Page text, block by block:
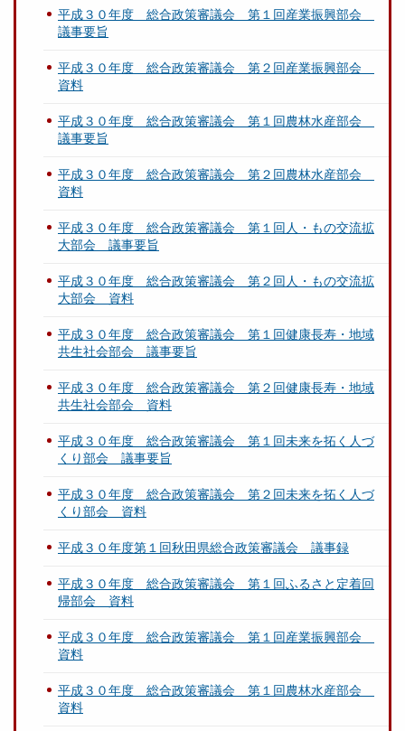
平成３０年度 総合政策審議会 第１回産業振興部会
議事要旨
平成３０年度 総合政策審議会 第２回産業振興部会
資料
平成３０年度 総合政策審議会 第１回農林水産部会
議事要旨
平成３０年度 総合政策審議会 第２回農林水産部会
資料
平成３０年度 総合政策審議会 第１回人・もの交流拡
大部会 議事要旨
平成３０年度 総合政策審議会 第２回人・もの交流拡
大部会 資料
平成３０年度 総合政策審議会 第１回健康長寿・地域
共生社会部会 議事要旨
平成３０年度 総合政策審議会 第２回健康長寿・地域
共生社会部会 資料
平成３０年度 総合政策審議会 第１回未来を拓く人づ
くり部会 議事要旨
平成３０年度 総合政策審議会 第２回未来を拓く人づ
くり部会 資料
平成３０年度第１回秋田県総合政策審議会 議事録
平成３０年度 総合政策審議会 第１回ふるさと定着回
帰部会 資料
平成３０年度 総合政策審議会 第１回産業振興部会
資料
平成３０年度 総合政策審議会 第１回農林水産部会
資料